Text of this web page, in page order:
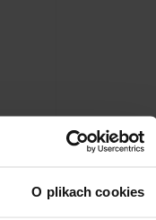
O plikach cookies